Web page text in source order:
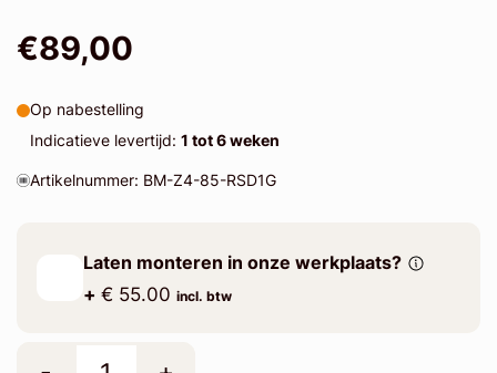
€89,00
Op nabestelling
Indicatieve levertijd: 1 tot 6 weken
Artikelnummer: BM-Z4-85-RSD1G
Laten monteren in onze werkplaats?
+ € 55.00 incl. btw